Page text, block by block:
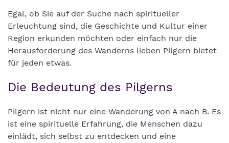
Egal, ob Sie auf der Suche nach spiritueller
Erleuchtung sind, die Geschichte und Kultur einer
Region erkunden möchten oder einfach nur die
Herausforderung des Wanderns lieben Pilgern bietet
für jeden etwas.
Die Bedeutung des Pilgerns
Pilgern ist nicht nur eine Wanderung von A nach B. Es
ist eine spirituelle Erfahrung, die Menschen dazu
einlädt, sich selbst zu entdecken und eine